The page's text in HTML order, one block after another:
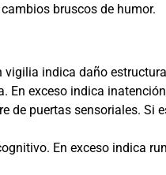
bruscos de humor.
vigilia indica daño
En exceso indica
de puertas sensoriales. Si
En exceso indica